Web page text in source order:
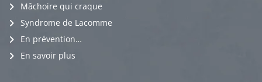
Mâchoire qui craque
Syndrome de Lacomme
En prévention…
En savoir plus